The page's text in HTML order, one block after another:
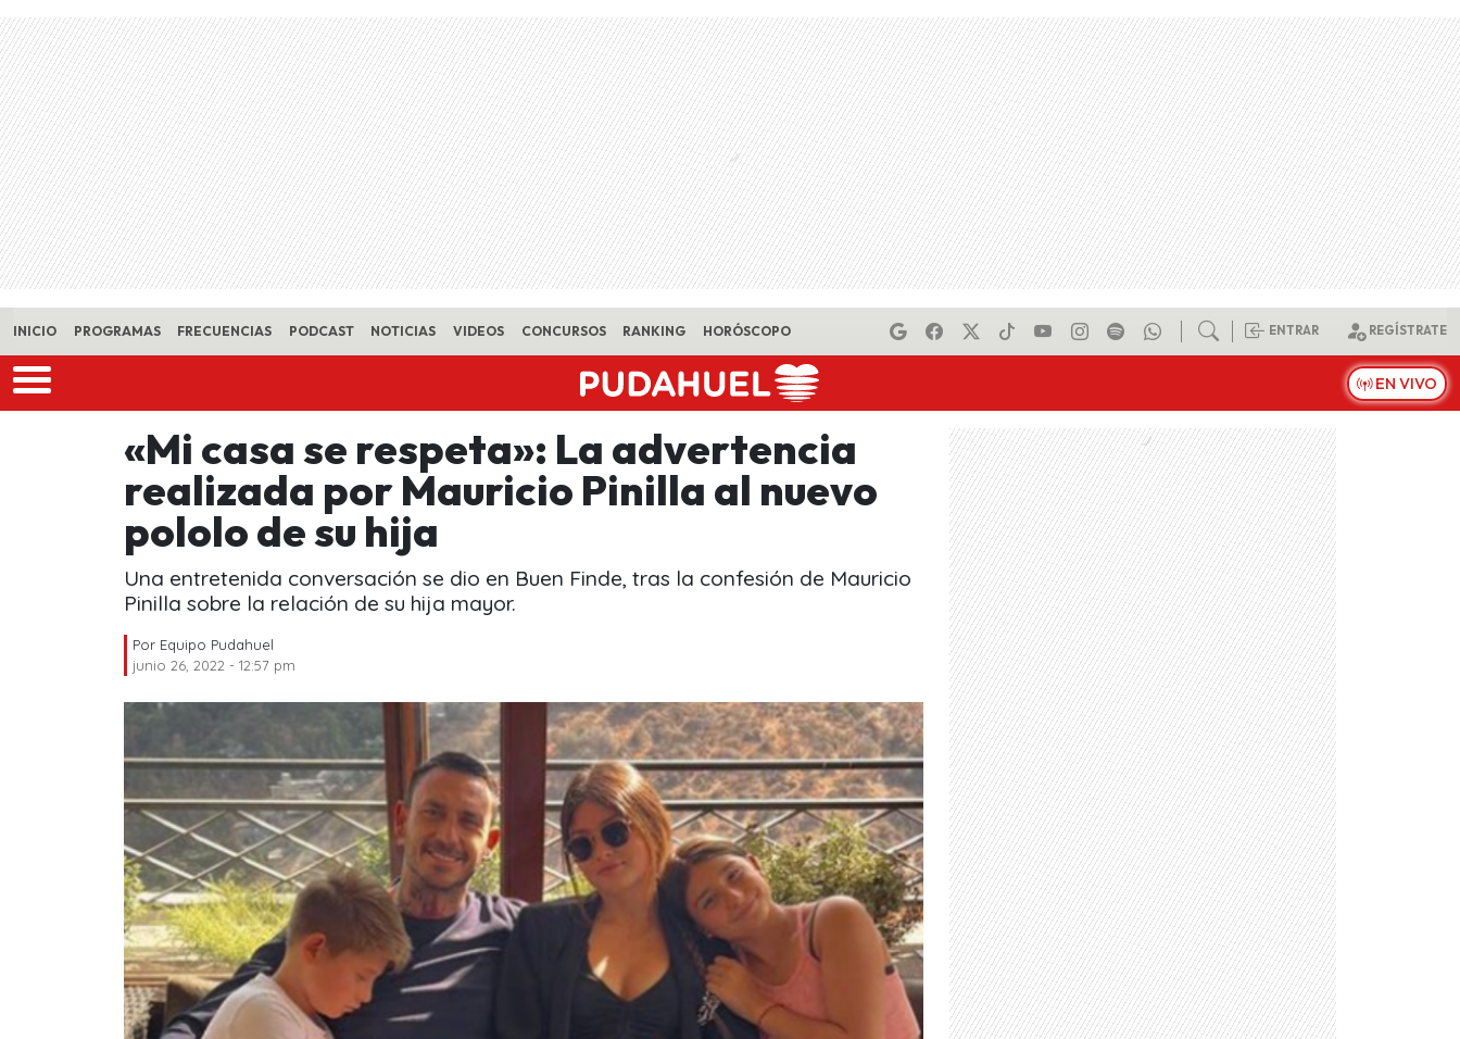
Skip to main content
INICIO PROGRAMAS FRECUENCIAS PODCAST NOTICIAS VIDEOS CONCURSOS RANKING HORÓSCOPO ENTRAR REGÍSTRATE
EN VIVO
«Mi casa se respeta»: La advertencia
realizada por Mauricio Pinilla al nuevo
pololo de su hija
Una entretenida conversación se dio en Buen Finde, tras la confesión de Mauricio
Pinilla sobre la relación de su hija mayor.
Por Equipo Pudahuel
junio 26, 2022 - 12:57 pm